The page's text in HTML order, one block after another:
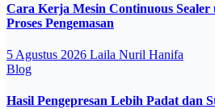
Cara Kerja Mesin Continuous
Proses Pengemasan
5 Agustus 2026 Laila Nuril Hanifa
Blog
Hasil Pengepresan Lebih Padat dan